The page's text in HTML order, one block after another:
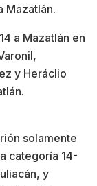
Mazatlán.
a Mazatlán en
y Heráclio
solamente
categoría 14-
y